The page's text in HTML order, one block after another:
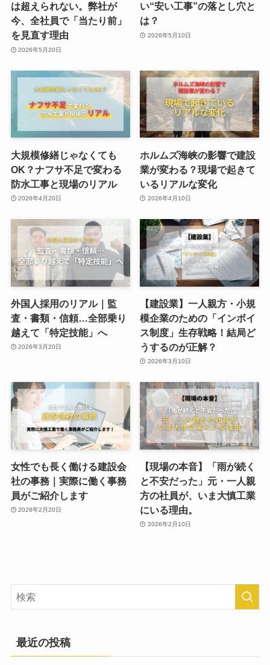
は超えられない。弊社が
今、全社員で「当たり前」
を見直す理由
2026年5月20日
い“安い工事”の落とし穴と
は？
2026年5月10日
大規模修繕じゃなくても
OK？ナフサ不足で変わる
防水工事と現場のリアル
2026年4月20日
ホルムズ海峡の影響で建設
業が変わる？現場で起きて
いるリアルな変化
2026年4月10日
外国人採用のリアル｜監
査・書類・信頼…全部乗り
越えて「特定技能」へ
2026年3月20日
【建設業】一人親方・小規
模企業のための「インボイ
ス制度」生存戦略！結局ど
うするのが正解？
2026年3月10日
女性でも長く働ける建設会
社の事務｜実際に働く事務
員がご紹介します
2026年2月20日
【現場の本音】「雨が続く
と不安だった」元・一人親
方の社員が、いま大慎工業
にいる理由。
2026年2月10日
最近の投稿